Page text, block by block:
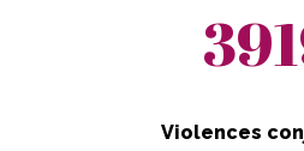
Violences